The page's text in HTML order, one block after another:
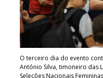
O terceiro dia do evento
António Silva, timoneiro das
Seleções Nacionais